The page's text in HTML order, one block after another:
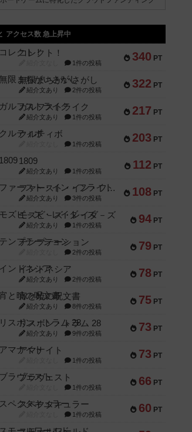
アクセス数 急上昇中
340 PT
コレクト！
1件の投稿
322 PT
無限まちがいさがし
紹介文あり 2件の投稿
217 PT
ガルフストライク
紹介文あり 1件の投稿
203 PT
クルティボ
1件の投稿
112 PT
1809
紹介文あり 1件の投稿
108 PT
ファースト・イン・フライト
紹介文あり 3件の投稿
94 PT
モズビ－ズ・レイダ－ズ
紹介文あり 1件の投稿
79 PT
テンプテーション
2件の投稿
78 PT
インドネシア
紹介文あり 2件の投稿
75 PT
宵と暁の呪文書
紹介文あり 8件の投稿
73 PT
リスボン・トラム 28
紹介文あり 9件の投稿
73 PT
アマナイト
1件の投稿
66 PT
ブラヴェスト
1件の投稿
60 PT
スペクタキュラー
1件の投稿